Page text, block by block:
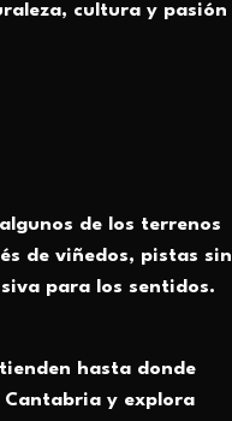
cultura y pasión
de los terrenos
de viñedos, pistas sin
para los sentidos.
hasta donde
Cantabria y explora